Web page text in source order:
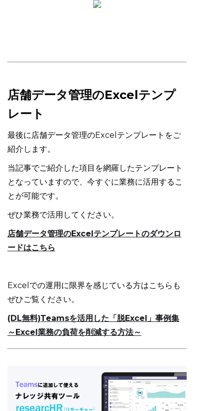
店舗データ管理のExcelテンプ
レート
最後に店舗データ管理のExcelテンプレートをご
紹介します。
当記事でご紹介した項目を網羅したテンプレート
となっていますので、今すぐに業務に活用するこ
とが可能です。
ぜひ業務で活用してください。
店舗データ管理のExcelテンプレートのダウンロ
ードはこちら
Excelでの運用に限界を感じている方はこちらも
ぜひご覧ください。
(DL無料)Teamsを活用した「脱Excel」事例集
～Excel業務の負荷を削減する方法～